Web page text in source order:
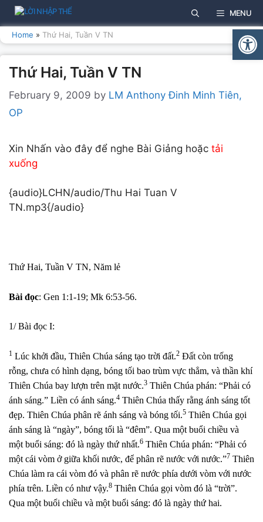
Skip
to
content
MENU
Home » Thứ Hai, Tuần V TN
Thứ Hai, Tuần V TN
February 9, 2009 by LM Anthony Đinh Minh Tiên,
OP
Xin Nhấn vào đây để nghe Bài Giảng hoặc tải
xuống
{audio}LCHN/audio/Thu Hai Tuan V
TN.mp3{/audio}
Thứ Hai, Tuần V TN, Năm lẻ
Bài đọc: Gen 1:1-19; Mk 6:53-56.
1/ Bài đọc I:
1 Lúc khởi đầu, Thiên Chúa sáng tạo trời đất.2 Đất còn trống
rỗng, chưa có hình dạng, bóng tối bao trùm vực thẳm, và thần khí
Thiên Chúa bay lượn trên mặt nước.3 Thiên Chúa phán: “Phải có
ánh sáng.” Liền có ánh sáng.4 Thiên Chúa thấy rằng ánh sáng tốt
đẹp. Thiên Chúa phân rẽ ánh sáng và bóng tối.5 Thiên Chúa gọi
ánh sáng là “ngày”, bóng tối là “đêm”. Qua một buổi chiều và
một buổi sáng: đó là ngày thứ nhất.6 Thiên Chúa phán: “Phải có
một cái vòm ở giữa khối nước, để phân rẽ nước với nước.”7 Thiên
Chúa làm ra cái vòm đó và phân rẽ nước phía dưới vòm với nước
phía trên. Liền có như vậy.8 Thiên Chúa gọi vòm đó là “trời”.
Qua một buổi chiều và một buổi sáng: đó là ngày thứ hai.